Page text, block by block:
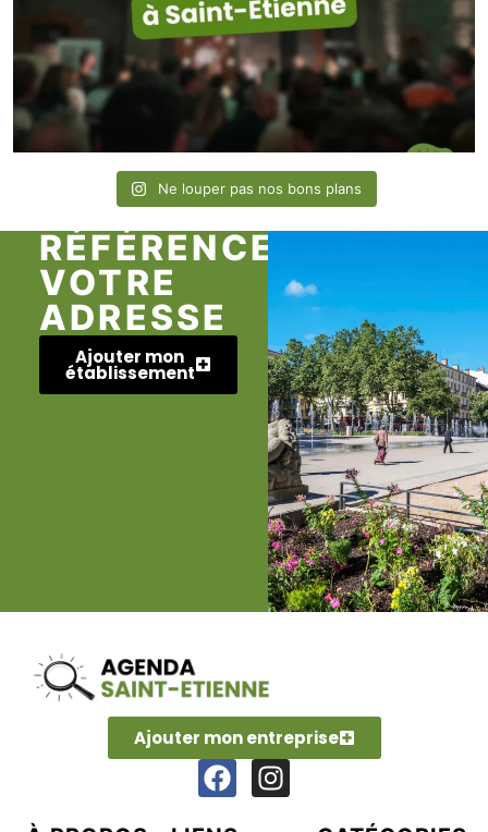
Ne louper pas nos bons plans
RÉFÉRENCEZ
VOTRE
ADRESSE
Ajouter mon
établissement
Ajouter mon entreprise